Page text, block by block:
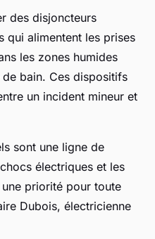
des disjoncteurs
qui alimentent les prises
les zones humides
bain. Ces dispositifs
un incident mineur et
sont une ligne de
électriques et les
priorité pour toute
Dubois, électricienne